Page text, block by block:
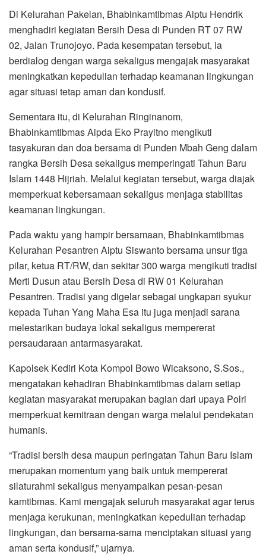
Di Kelurahan Pakelan, Bhabinkamtibmas Aiptu Hendrik
menghadiri kegiatan Bersih Desa di Punden RT 07 RW
02, Jalan Trunojoyo. Pada kesempatan tersebut, ia
berdialog dengan warga sekaligus mengajak masyarakat
meningkatkan kepedulian terhadap keamanan lingkungan
agar situasi tetap aman dan kondusif.
Sementara itu, di Kelurahan Ringinanom,
Bhabinkamtibmas Aipda Eko Prayitno mengikuti
tasyakuran dan doa bersama di Punden Mbah Geng dalam
rangka Bersih Desa sekaligus memperingati Tahun Baru
Islam 1448 Hijriah. Melalui kegiatan tersebut, warga diajak
memperkuat kebersamaan sekaligus menjaga stabilitas
keamanan lingkungan.
Pada waktu yang hampir bersamaan, Bhabinkamtibmas
Kelurahan Pesantren Aiptu Siswanto bersama unsur tiga
pilar, ketua RT/RW, dan sekitar 300 warga mengikuti tradisi
Merti Dusun atau Bersih Desa di RW 01 Kelurahan
Pesantren. Tradisi yang digelar sebagai ungkapan syukur
kepada Tuhan Yang Maha Esa itu juga menjadi sarana
melestarikan budaya lokal sekaligus mempererat
persaudaraan antarmasyarakat.
Kapolsek Kediri Kota Kompol Bowo Wicaksono, S.Sos.,
mengatakan kehadiran Bhabinkamtibmas dalam setiap
kegiatan masyarakat merupakan bagian dari upaya Polri
memperkuat kemitraan dengan warga melalui pendekatan
humanis.
“Tradisi bersih desa maupun peringatan Tahun Baru Islam
merupakan momentum yang baik untuk mempererat
silaturahmi sekaligus menyampaikan pesan-pesan
kamtibmas. Kami mengajak seluruh masyarakat agar terus
menjaga kerukunan, meningkatkan kepedulian terhadap
lingkungan, dan bersama-sama menciptakan situasi yang
aman serta kondusif,” ujarnya.